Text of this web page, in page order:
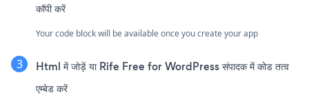
कॉपी करें
Your code block will be available once you create your app
Html में जोड़ें या Rife Free for WordPress संपादक में कोड तत्व
एम्बेड करें